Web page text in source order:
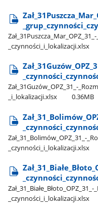
_czynności​_i​_lokalizacji.xlsx
Zał​_31Guzów​_OPZ​_31​_-​
_i​_lokalizacji.xlsx
0.36MB
Zał​_31​_Bolimów​_OPZ​_31​_-​
_czynności​_i​_lokalizacji.xlsx
_czynności​_i​_lokalizacji.xlsx